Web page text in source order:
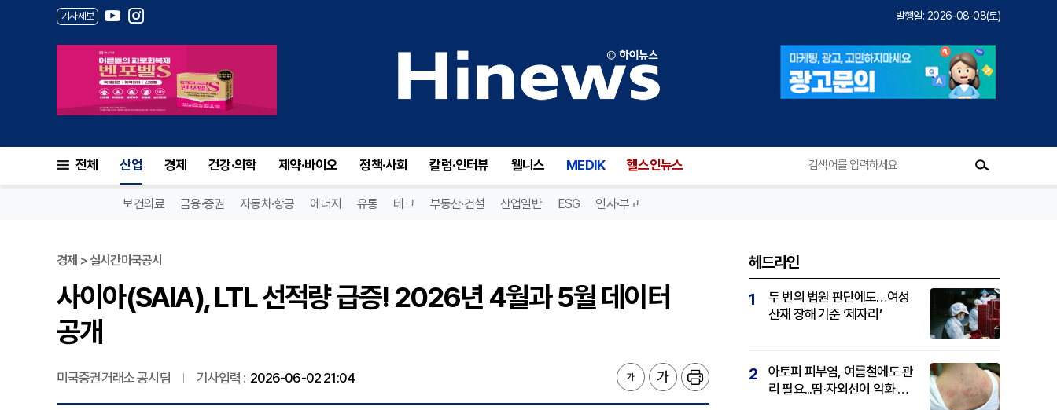
기사제보 발행일: 2026-08-08(토)
전체 산업 경제 건강·의학 제약·바이오 정책·사회 칼럼·인터뷰 웰니스 MEDIK 헬스인뉴스
보건의료 금융·증권 자동차·항공 에너지 유통 테크 부동산·건설 산업일반 ESG 인사·부고
경제 > 실시간미국공시
사이아(SAIA), LTL 선적량 급증! 2026년 4월과 5월 데이터
공개
미국증권거래소 공시팀 기사입력 : 2026-06-02 21:04
헤드라인
1
두 번의 법원 판단에도…여성
산재 장해 기준 ‘제자리’
2
아토피 피부염, 여름철에도 관
리 필요...땀·자외선이 악화 요